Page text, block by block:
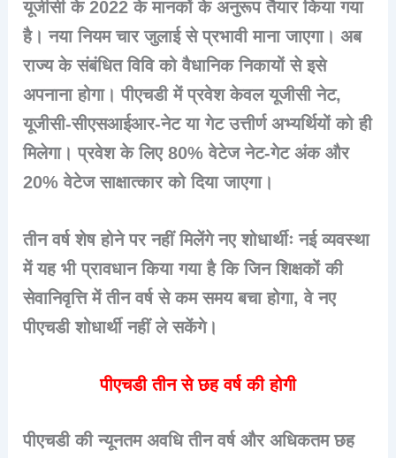
यूजीसी के 2022 के मानकों के अनुरूप तैयार किया गया
है। नया नियम चार जुलाई से प्रभावी माना जाएगा। अब
राज्य के संबंधित विवि को वैधानिक निकायों से इसे
अपनाना होगा। पीएचडी में प्रवेश केवल यूजीसी नेट,
यूजीसी-सीएसआईआर-नेट या गेट उत्तीर्ण अभ्यर्थियों को ही
मिलेगा। प्रवेश के लिए 80% वेटेज नेट-गेट अंक और
20% वेटेज साक्षात्कार को दिया जाएगा।
तीन वर्ष शेष होने पर नहीं मिलेंगे नए शोधार्थीः नई व्यवस्था
में यह भी प्रावधान किया गया है कि जिन शिक्षकों की
सेवानिवृत्ति में तीन वर्ष से कम समय बचा होगा, वे नए
पीएचडी शोधार्थी नहीं ले सकेंगे।
पीएचडी तीन से छह वर्ष की होगी
पीएचडी की न्यूनतम अवधि तीन वर्ष और अधिकतम छह